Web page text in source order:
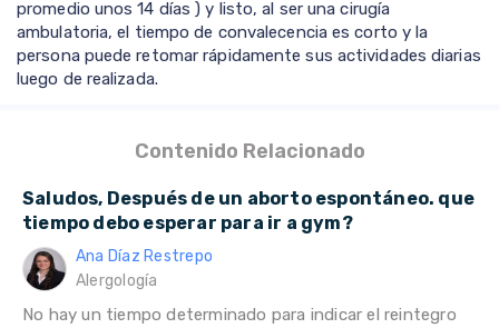
promedio unos 14 días ) y listo, al ser una cirugía
ambulatoria, el tiempo de convalecencia es corto y la
persona puede retomar rápidamente sus actividades diarias
luego de realizada.
Contenido Relacionado
Saludos, Después de un aborto espontáneo. que
tiempo debo esperar para ir a gym?
Ana Díaz Restrepo
Alergología
No hay un tiempo determinado para indicar el reintegro